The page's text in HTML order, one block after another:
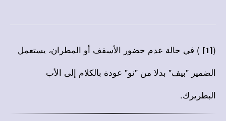
(
[1] ) في حالة عدم حضور الأسقف أو المطران، يستعمل
الضمير "بيف" بدلا من "نو" عودة بالكلام إلى الأب
البطريرك.